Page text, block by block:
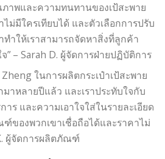
าพและความทนทานของเป้สะพาย
ม่มีใครเทียบได้ และตัวเลือกการปรับ
ทำให้เราสามารถจัดหาสิ่งที่ลูกค้า
” – Sarah D. ผู้จัดการฝ่ายปฏิบัติการ
Zheng ในการผลิตกระเป๋าเป้สะพาย
าหลายปีแล้ว และเราประทับใจกับ
ร และความเอาใจใส่ในรายละเอียด
ของพวกเขาเชื่อถือได้และราคาไม่
ผู้จัดการผลิตภัณฑ์